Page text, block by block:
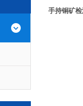
手持铜矿